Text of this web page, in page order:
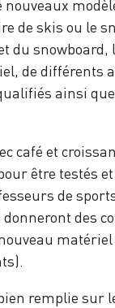
nouveaux
de skis ou le
du
de différents
ainsi
café et
être testés
de
des
remplie sur